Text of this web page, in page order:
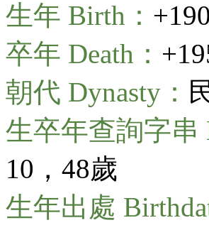
生年 Birth：
卒年 Death：
朝代 Dynasty：
生卒年查詢字串
10，48歲
生年出處